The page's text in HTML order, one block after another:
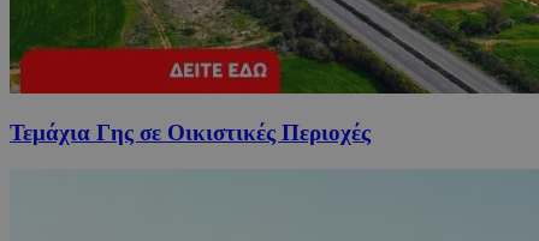
Τεμάχια Γης σε Οικιστικές Περιοχές